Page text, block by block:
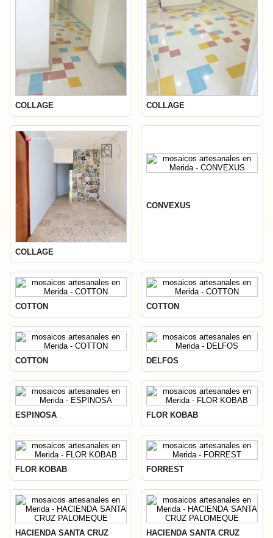
COLLAGE COLLAGE
COLLAGE
CONVEXUS
COTTON COTTON
COTTON DELFOS
ESPINOSA FLOR KOBAB
FLOR KOBAB FORREST
HACIENDA SANTA CRUZ
HACIENDA SANTA CRUZ